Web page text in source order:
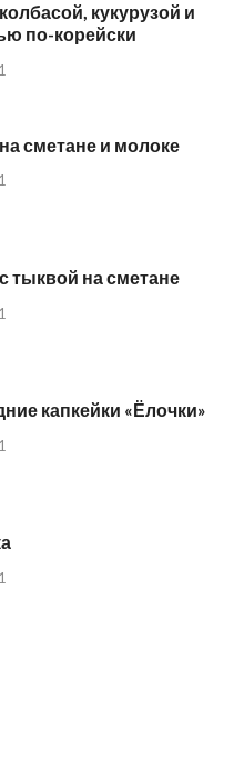
кукурузой и
по-корейски
сметане и молоке
тыквой на сметане
капкейки «Ёлочки»